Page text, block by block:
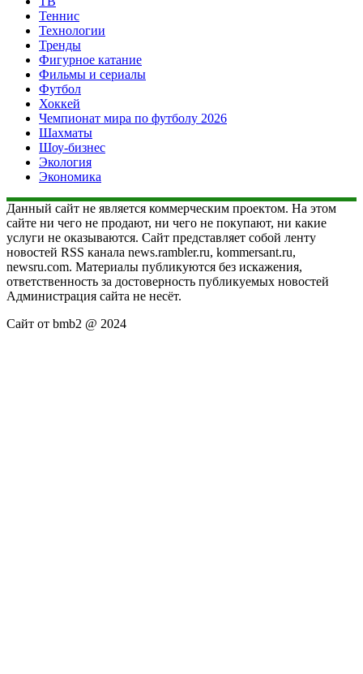
Теннис
Технологии
Тренды
Фигурное катание
Фильмы и сериалы
Футбол
Хоккей
Чемпионат мира по футболу 2026
Шахматы
Шоу-бизнес
Экология
Экономика
Данный сайт не является коммерческим проектом. На этом
сайте ни чего не продают, ни чего не покупают, ни какие
услуги не оказываются. Сайт представляет собой ленту
новостей RSS канала news.rambler.ru, kommersant.ru,
newsru.com. Материалы публикуются без искажения,
ответственность за достоверность публикуемых новостей
Администрация сайта не несёт.
Сайт от bmb2 @ 2024